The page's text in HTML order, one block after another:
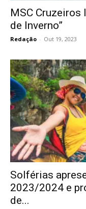
MSC Cruzeiros
de Inverno”
Redação - Out 19, 2023
Solférias
2023/2024 e
de...